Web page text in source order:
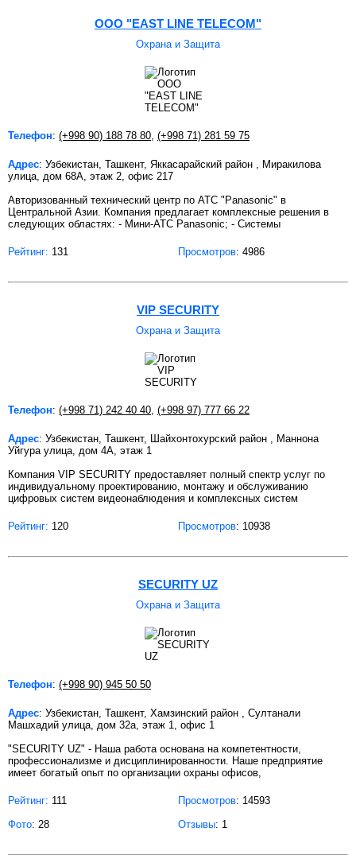
ООО "EAST LINE TELECOM"
Охрана и Защита
Телефон: (+998 90) 188 78 80, (+998 71) 281 59 75
Адрес: Узбекистан, Ташкент, Яккасарайский район , Миракилова
улица, дом 68А, этаж 2, офис 217
Авторизованный технический центр по АТС "Panasonic" в
Центральной Азии. Компания предлагает комплексные решения в
следующих областях: - Мини-АТС Panasonic; - Системы
Рейтинг: 131 Просмотров: 4986
VIP SECURITY
Охрана и Защита
Телефон: (+998 71) 242 40 40, (+998 97) 777 66 22
Адрес: Узбекистан, Ташкент, Шайхонтохурский район , Маннона
Уйгура улица, дом 4А, этаж 1
Компания VIP SECURITY предоставляет полный спектр услуг по
индивидуальному проектированию, монтажу и обслуживанию
цифровых систем видеонаблюдения и комплексных систем
Рейтинг: 120 Просмотров: 10938
SECURITY UZ
Охрана и Защита
Телефон: (+998 90) 945 50 50
Адрес: Узбекистан, Ташкент, Хамзинский район , Султанали
Машхадий улица, дом 32а, этаж 1, офис 1
"SECURITY UZ" - Наша работа основана на компетентности,
профессионализме и дисциплинированности. Наше предприятие
имеет богатый опыт по организации охраны офисов,
Рейтинг: 111 Просмотров: 14593
Фото: 28 Отзывы: 1